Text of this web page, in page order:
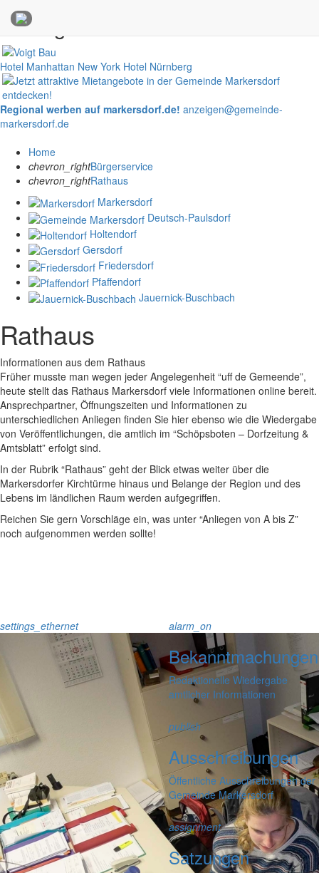
Anzeigen
Hotel Manhattan New York Hotel Nürnberg
Regional werben auf markersdorf.de! anzeigen@gemeinde-
markersdorf.de
Home
chevron_rightBürgerservice
chevron_rightRathaus
Markersdorf
Deutsch-Paulsdorf
Holtendorf
Gersdorf
Friedersdorf
Pfaffendorf
Jauernick-Buschbach
Rathaus
Informationen aus dem Rathaus
Früher musste man wegen jeder Angelegenheit “uff de Gemeende”,
heute stellt das Rathaus Markersdorf viele Informationen online bereit.
Ansprechpartner, Öffnungszeiten und Informationen zu
unterschiedlichen Anliegen finden Sie hier ebenso wie die Wiedergabe
von Veröffentlichungen, die amtlich im “Schöpsboten – Dorfzeitung &
Amtsblatt” erfolgt sind.
In der Rubrik “Rathaus” geht der Blick etwas weiter über die
Markersdorfer Kirchtürme hinaus und Belange der Region und des
Lebens im ländlichen Raum werden aufgegriffen.
Reichen Sie gern Vorschläge ein, was unter “Anliegen von A bis Z”
noch aufgenommen werden sollte!
settings_ethernet alarm_on
Bekanntmachungen
Redaktionelle Wiedergabe
amtlicher Informationen
publish
Ausschreibungen
Öffentliche Ausschreibungen der
Gemeinde Markersdorf
assignment
Satzungen